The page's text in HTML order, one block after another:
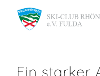
Ein starker